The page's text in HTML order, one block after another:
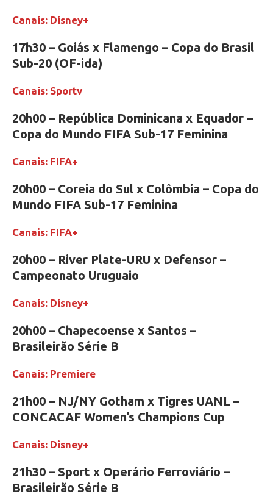
Canais: Disney+
17h30 – Goiás x Flamengo – Copa do Brasil
Sub-20 (OF-ida)
Canais: Sportv
20h00 – República Dominicana x Equador –
Copa do Mundo FIFA Sub-17 Feminina
Canais: FIFA+
20h00 – Coreia do Sul x Colômbia – Copa do
Mundo FIFA Sub-17 Feminina
Canais: FIFA+
20h00 – River Plate-URU x Defensor –
Campeonato Uruguaio
Canais: Disney+
20h00 – Chapecoense x Santos –
Brasileirão Série B
Canais: Premiere
21h00 – NJ/NY Gotham x Tigres UANL –
CONCACAF Women’s Champions Cup
Canais: Disney+
21h30 – Sport x Operário Ferroviário –
Brasileirão Série B